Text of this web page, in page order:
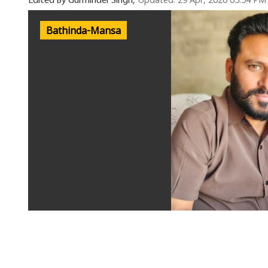
Bathinda-Mansa